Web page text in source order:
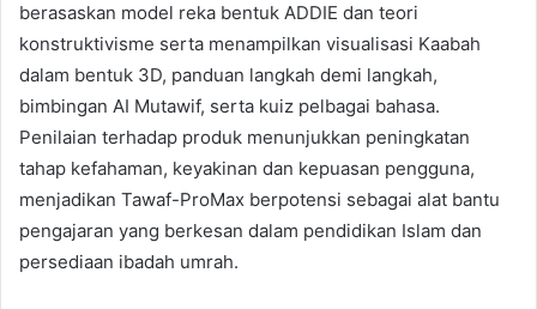
berasaskan model reka bentuk ADDIE dan teori
konstruktivisme serta menampilkan visualisasi Kaabah
dalam bentuk 3D, panduan langkah demi langkah,
bimbingan AI Mutawif, serta kuiz pelbagai bahasa.
Penilaian terhadap produk menunjukkan peningkatan
tahap kefahaman, keyakinan dan kepuasan pengguna,
menjadikan Tawaf-ProMax berpotensi sebagai alat bantu
pengajaran yang berkesan dalam pendidikan Islam dan
persediaan ibadah umrah.